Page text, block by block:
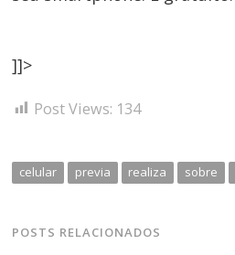
]]>
Post Views: 134
celular previa realiza sobre
POSTS RELACIONADOS